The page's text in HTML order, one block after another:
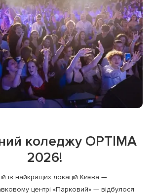
коледжу OPTIMA
2026!
із найкращих локацій Києва —
центрі «Парковий» — відбулося